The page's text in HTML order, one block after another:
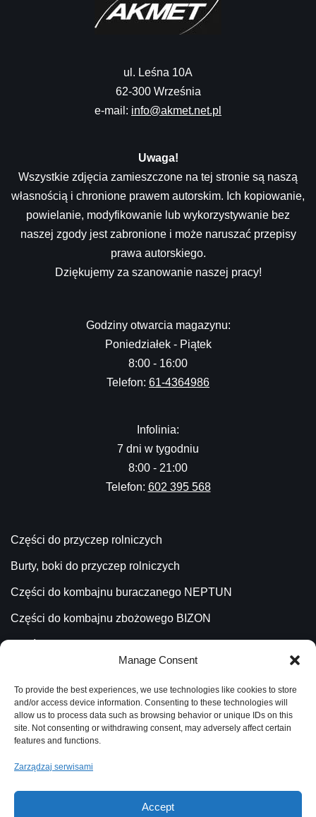
Manage Consent
To provide the best experiences, we use technologies like cookies to store
and/or access device information. Consenting to these technologies will
allow us to process data such as browsing behavior or unique IDs on this
site. Not consenting or withdrawing consent, may adversely affect certain
features and functions.
Zarządzaj serwisami
Accept
ul. Leśna 10A
62-300 Września
e-mail: info@akmet.net.pl
Uwaga!
Wszystkie zdjęcia zamieszczone na tej stronie są naszą
własnością i chronione prawem autorskim. Ich kopiowanie,
powielanie, modyfikowanie lub wykorzystywanie bez
naszej zgody jest zabronione i może naruszać przepisy
prawa autorskiego.
Dziękujemy za szanowanie naszej pracy!
Godziny otwarcia magazynu:
Poniedziałek - Piątek
8:00 - 16:00
Telefon: 61-4364986
Infolinia:
7 dni w tygodniu
8:00 - 21:00
Telefon: 602 395 568
Części do przyczep rolniczych
Burty, boki do przyczep rolniczych
Części do kombajnu buraczanego NEPTUN
Części do kombajnu zbożowego BIZON
Części do Ładowacza TROLL
Aktualności